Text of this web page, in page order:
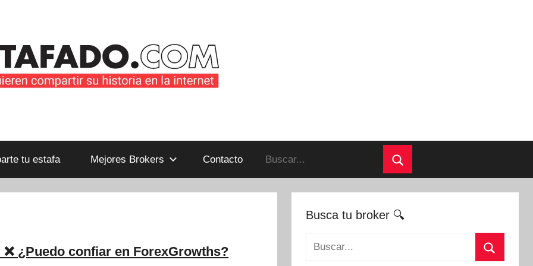
tu estafa Mejores Brokers Contacto
Buscar:
Buscar
¿Puedo confiar en ForexGrowths?
Busca tu broker 🔍
Buscar: